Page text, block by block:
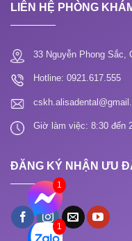
LIÊN HỆ PHÒNG
33 Nguyễn Phong Sắc,
Hotline: 0921.617.555
Giờ làm việc: 8:30 đến
ĐĂNG KÝ NHẬN ƯU
1
1